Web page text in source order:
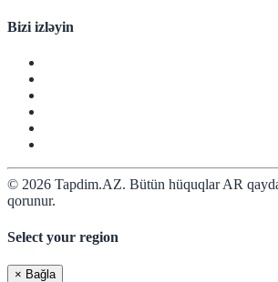
Bizi izləyin
© 2026 Tapdim.AZ. Bütün hüquqlar AR
qorunur.
Select your region
× Bağla